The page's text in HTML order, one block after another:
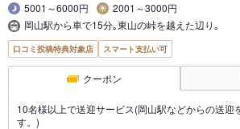
5001～6000円
2001～3000円
岡山駅から車で15分｡東山の峠を越えた辺り｡
口コミ投稿特典対象店 スマート支払い可
クーポン
10名様以上で送迎サービス(岡山駅などからの送迎
す。)